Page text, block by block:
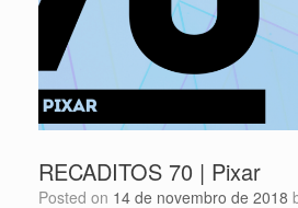
RECADITOS 70 | Pixar
Posted on 14 de novembro de 2018